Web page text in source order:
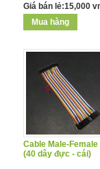
Giá bán lẻ:15,000
Cable Male-Female
(40 dây đực - cái)